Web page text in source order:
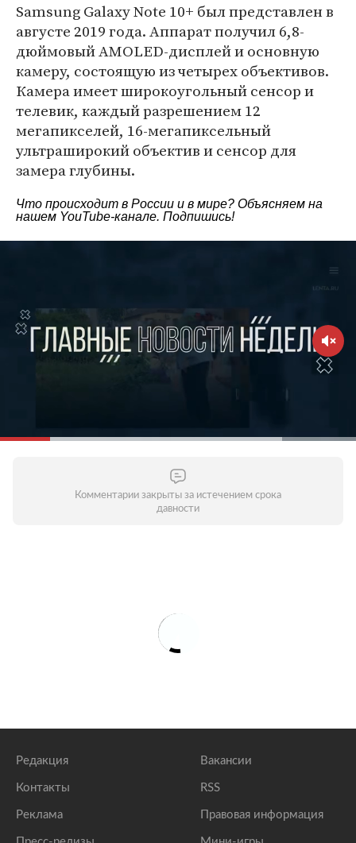
Samsung Galaxy Note 10+ был представлен в
августе 2019 года. Аппарат получил 6,8-
дюймовый AMOLED-дисплей и основную
камеру, состоящую из четырех объективов.
Камера имеет широкоугольный сенсор и
телевик, каждый разрешением 12
мегапикселей, 16-мегапиксельный
ультраширокий объектив и сенсор для
замера глубины.
Что происходит в России и в мире? Объясняем на
нашем YouTube-канале. Подпишись!
Комментарии закрыты за истечением срока
давности
Редакция
Контакты
Реклама
Вакансии
RSS
Правовая информация